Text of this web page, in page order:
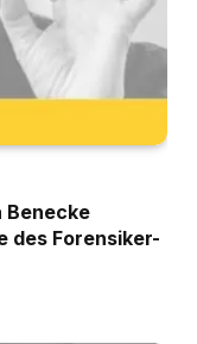
Benecke
des Forensiker-